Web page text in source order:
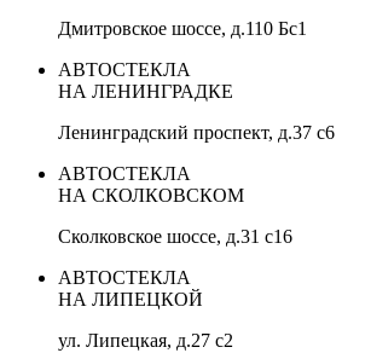
Дмитровское шоссе, д.110 Бс1
АВТОСТЕКЛА
НА ЛЕНИНГРАДКЕ
Ленинградский проспект, д.37 c6
АВТОСТЕКЛА
НА СКОЛКОВСКОМ
Сколковское шоссе, д.31 с16
АВТОСТЕКЛА
НА ЛИПЕЦКОЙ
ул. Липецкая, д.27 с2